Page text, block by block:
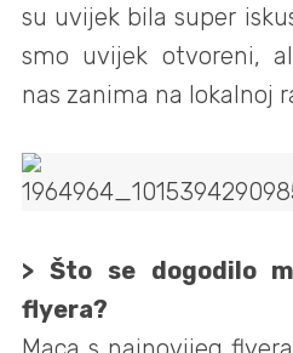
su uvijek bila super
smo uvijek otvoreni,
nas zanima na lokalnoj
> Što se dogodilo
flyera?